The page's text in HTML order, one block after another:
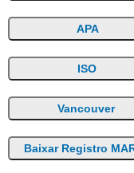
APA
ISO
Vancouver
Baixar Registro